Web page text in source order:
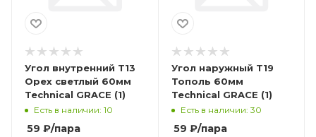
Угол внутренний Т13
Орех светлый 60мм
Technical GRACE (1)
Есть в наличии: 10
59 ₽/пара
Угол наружный Т19
Тополь 60мм
Technical GRACE (1)
Есть в наличии: 30
59 ₽/пара